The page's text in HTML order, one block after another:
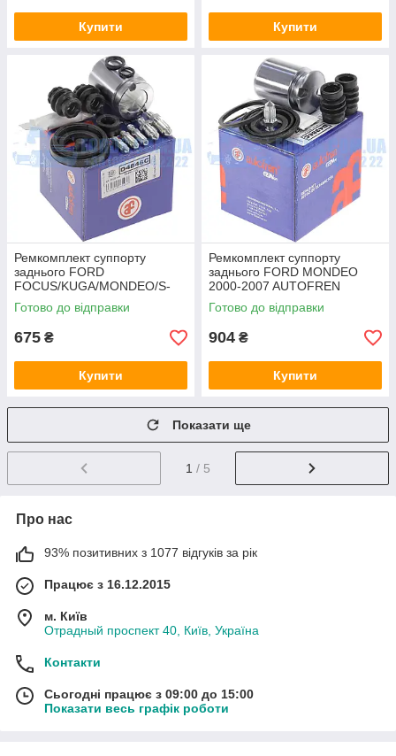
Купити Купити
Ремкомплект суппорту
заднього FORD
FOCUS/KUGA/MONDEO/S-
MAX/GALAXY 2006-2014
AUTOFREN
Готово до відправки
675 ₴
Купити
Ремкомплект суппорту
заднього FORD MONDEO
2000-2007 AUTOFREN
Готово до відправки
904 ₴
Купити
Показати ще
1 / 5
Про нас
93% позитивних з 1077 відгуків за рік
Працює з 16.12.2015
м. Київ
Отрадный проспект 40, Київ, Україна
Контакти
Сьогодні працює з 09:00 до 15:00
Показати весь графік роботи